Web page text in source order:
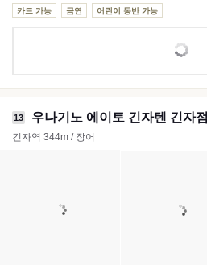
카드 가능 금연 어린이 동반 가능
13 우나기노 에이토 긴자텐 긴자점
긴자역 344m / 장어